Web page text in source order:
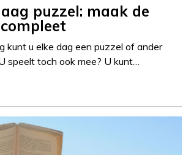
puzzel: maak de
kunt u elke dag een puzzel of ander
speelt toch ook mee? U kunt…